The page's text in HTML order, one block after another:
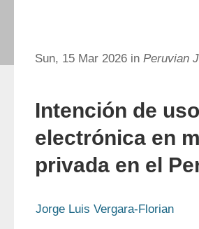
Sun, 15 Mar 2026 in Peruvian
Intención de
electrónica en
privada en el
Jorge Luis Vergara-Florian